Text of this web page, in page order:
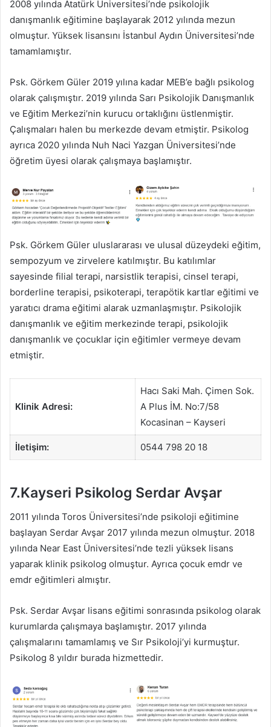
2008 yılında Atatürk Üniversitesi’nde psikolojik
danışmanlık eğitimine başlayarak 2012 yılında mezun
olmuştur. Yüksek lisansını İstanbul Aydın Üniversitesi’nde
tamamlamıştır.
Psk. Görkem Güler 2019 yılına kadar MEB’e bağlı psikolog
olarak çalışmıştır. 2019 yılında Sarı Psikolojik Danışmanlık
ve Eğitim Merkezi’nin kurucu ortaklığını üstlenmiştir.
Çalışmaları halen bu merkezde devam etmiştir. Psikolog
ayrıca 2020 yılında Nuh Naci Yazgan Üniversitesi’nde
öğretim üyesi olarak çalışmaya başlamıştır.
Psk. Görkem Güler uluslararası ve ulusal düzeydeki eğitim,
sempozyum ve zirvelere katılmıştır. Bu katılımlar
sayesinde filial terapi, narsistlik terapisi, cinsel terapi,
borderline terapisi, psikoterapi, terapötik kartlar eğitimi ve
yaratıcı drama eğitimi alarak uzmanlaşmıştır. Psikolojik
danışmanlık ve eğitim merkezinde terapi, psikolojik
danışmanlık ve çocuklar için eğitimler vermeye devam
etmiştir.
Klinik Adresi:
Hacı Saki Mah. Çimen Sok.
A Plus İM. No:7/58
Kocasinan – Kayseri
İletişim: 0544 798 20 18
7.Kayseri Psikolog Serdar Avşar
2011 yılında Toros Üniversitesi’nde psikoloji eğitimine
başlayan Serdar Avşar 2017 yılında mezun olmuştur. 2018
yılında Near East Üniversitesi’nde tezli yüksek lisans
yaparak klinik psikolog olmuştur. Ayrıca çocuk emdr ve
emdr eğitimleri almıştır.
Psk. Serdar Avşar lisans eğitimi sonrasında psikolog olarak
kurumlarda çalışmaya başlamıştır. 2017 yılında
çalışmalarını tamamlamış ve Sır Psikoloji’yi kurmuştur.
Psikolog 8 yıldır burada hizmettedir.